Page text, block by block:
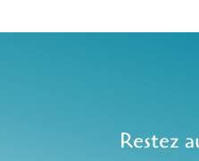
Restez